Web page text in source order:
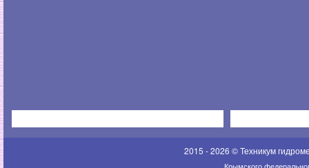
2015 - 2026 © Техникум